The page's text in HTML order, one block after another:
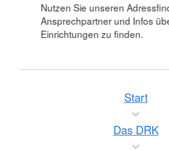
Nutzen Sie unseren
Ansprechpartner und Infos
Einrichtungen zu finden.
Start
Das DRK